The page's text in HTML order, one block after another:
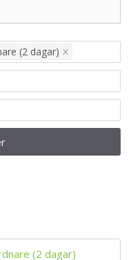
(2 dagar)
(2 dagar)